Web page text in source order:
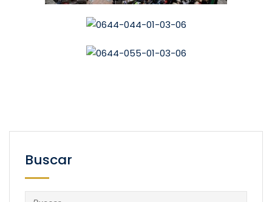
Buscar
Buscar: